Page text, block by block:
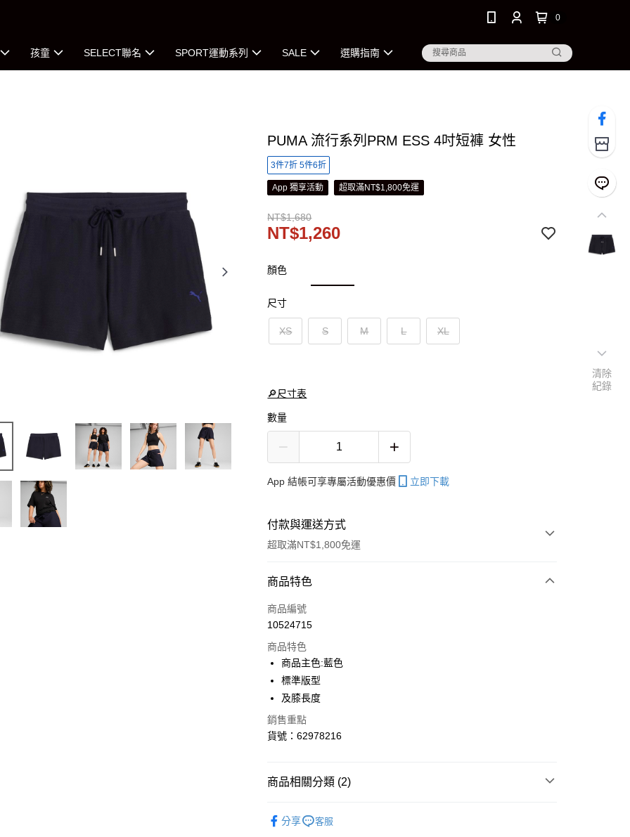
0
孩童 SELECT聯名 SPORT運動系列 SALE 選購指南
PUMA 流行系列PRM ESS 4吋短褲 女性
3件7折 5件6折
App 獨享活動 超取滿NT$1,800免運
NT$1,680
NT$1,260
顏色
尺寸
XS S M L XL
🔎尺寸表
數量
App 結帳可享專屬活動優惠價 立即下載
付款與運送方式
超取滿NT$1,800免運
付款方式
信用卡一次付款
Apple Pay
街口支付
Google Pay
商品特色
商品編號
10524715
商品特色
商品主色:藍色
標準版型
及膝長度
銷售重點
貨號：62978216
商品相關分類 (2)
分享 客服
清除
紀錄